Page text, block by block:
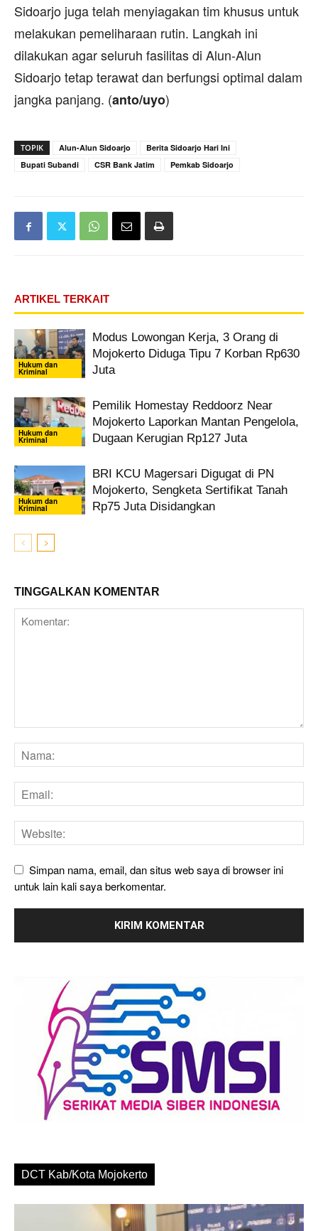
Sidoarjo juga telah menyiagakan tim khusus untuk
melakukan pemeliharaan rutin. Langkah ini
dilakukan agar seluruh fasilitas di Alun-Alun
Sidoarjo tetap terawat dan berfungsi optimal dalam
jangka panjang. (anto/uyo)
TOPIK Alun-Alun Sidoarjo
Berita Sidoarjo Hari Ini
Bupati Subandi
CSR Bank Jatim Pemkab Sidoarjo
ARTIKEL TERKAIT
Hukum dan
Kriminal
Modus Lowongan Kerja, 3 Orang di
Mojokerto Diduga Tipu 7 Korban Rp630
Juta
Hukum dan
Kriminal
Pemilik Homestay Reddoorz Near
Mojokerto Laporkan Mantan Pengelola,
Dugaan Kerugian Rp127 Juta
Hukum dan
Kriminal
BRI KCU Magersari Digugat di PN
Mojokerto, Sengketa Sertifikat Tanah
Rp75 Juta Disidangkan
TINGGALKAN KOMENTAR
Simpan nama, email, dan situs web saya di browser ini
untuk lain kali saya berkomentar.
DCT Kab/Kota Mojokerto